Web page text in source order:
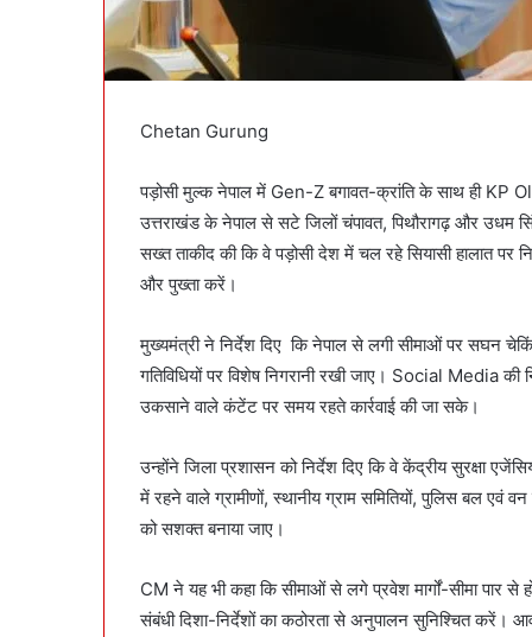
Chetan Gurung
पड़ोसी मुल्क नेपाल में Gen-Z बगावत-क्रांति के साथ ही KP
उत्तराखंड के नेपाल से सटे जिलों चंपावत, पिथौरागढ़ और
सख्त ताकीद की कि वे पड़ोसी देश में चल रहे सियासी हालात पर
और पुख्ता करें।
मुख्यमंत्री ने निर्देश दिए कि नेपाल से लगी सीमाओं पर सघन
गतिविधियों पर विशेष निगरानी रखी जाए। Social Media की
उकसाने वाले कंटेंट पर समय रहते कार्रवाई की जा सके।
उन्होंने जिला प्रशासन को निर्देश दिए कि वे केंद्रीय सुरक्षा
में रहने वाले ग्रामीणों, स्थानीय ग्राम समितियों, पुलिस बल एवं
को सशक्त बनाया जाए।
CM ने यह भी कहा कि सीमाओं से लगे प्रवेश मार्गों-सीमा पार से
संबंधी दिशा-निर्देशों का कठोरता से अनुपालन सुनिश्चित करें।